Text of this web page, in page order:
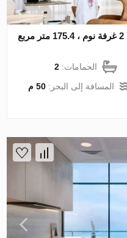
شقة في Al Raha Beach، أبو ظبي 2 غرفة نوم ، 175.4 متر مربع
الحمامات:2
المسافة إلى البحر:50 م